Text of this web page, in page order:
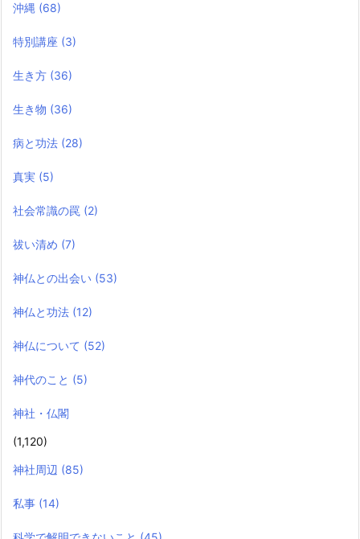
沖縄 (68)
特別講座 (3)
生き方 (36)
生き物 (36)
病と功法 (28)
真実 (5)
社会常識の罠 (2)
祓い清め (7)
神仏との出会い (53)
神仏と功法 (12)
神仏について (52)
神代のこと (5)
神社・仏閣
(1,120)
神社周辺 (85)
私事 (14)